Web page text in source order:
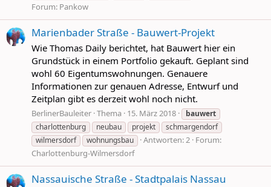
Forum: Pankow
Marienbader Straße - Bauwert-Projekt
Wie Thomas Daily berichtet, hat Bauwert hier ein
Grundstück in einem Portfolio gekauft. Geplant sind
wohl 60 Eigentumswohnungen. Genauere
Informationen zur genauen Adresse, Entwurf und
Zeitplan gibt es derzeit wohl noch nicht.
BerlinerBauleiter Thema 15. März 2018
bauwert
charlottenburg
neubau projekt
schmargendorf
wilmersdorf
wohnungsbau Antworten: 2 Forum:
Charlottenburg-Wilmersdorf
Nassauische Straße - Stadtpalais Nassau